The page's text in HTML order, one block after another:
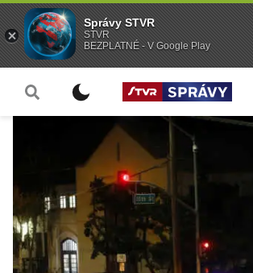
Správy STVR
STVR
BEZPLATNÉ - V Google Play